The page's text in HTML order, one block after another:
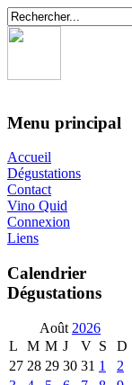
Menu principal
Accueil
Dégustations
Contact
Vino Quid
Connexion
Liens
Calendrier
Dégustations
Août 2026
L
M M J V S
D
27 28 29 30 31 1
2